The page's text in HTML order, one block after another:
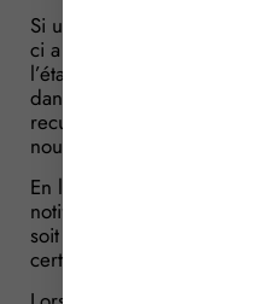
Si une rectification est
ci a pour effet de faire
l’établissement en
dans le certificat de visite
recueillir l’accord exprès
nouveau classement.
En l’absence d’accord de
notifie soit l’abandon de
soit le retrait de la
certificat erroné.